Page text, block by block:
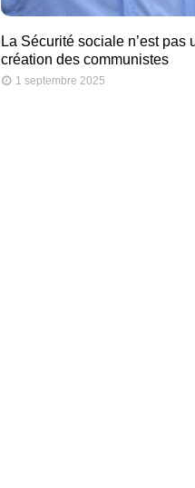
La Sécurité sociale n’est pas
création des communistes
1 septembre 2025